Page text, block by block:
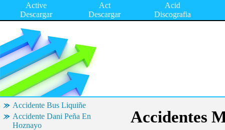
Active
Descargar
Act
Descargar
Acid
Discografia
Accidente Bus Liquiñe
Accidente Dani Peña En
Hoznayo
Accidentes